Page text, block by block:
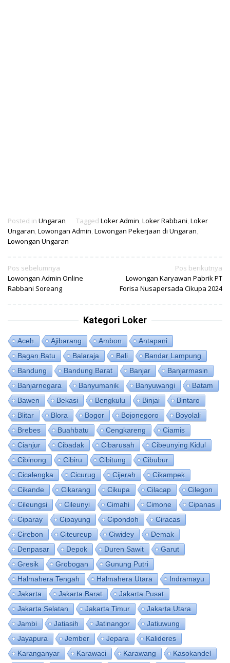
Posted in Ungaran Tagged Loker Admin, Loker Rabbani, Loker
Ungaran, Lowongan Admin, Lowongan Pekerjaan di Ungaran,
Lowongan Ungaran
Navigasi
pos
Pos sebelumnya
Lowongan Admin Online
Rabbani Soreang
Pos berikutnya
Lowongan Karyawan Pabrik PT
Forisa Nusapersada Cikupa 2024
Kategori Loker
Aceh Ajibarang Ambon
Antapani
Bagan Batu
Balaraja Bali
Bandar Lampung
Bandung
Bandung Barat Banjar
Banjarmasin
Banjarnegara
Banyumanik Banyuwangi
Batam
Bawen
Bekasi Bengkulu Binjai
Bintaro
Blitar
Blora Bogor Bojonegoro
Boyolali
Brebes
Buahbatu Cengkareng
Ciamis
Cianjur
Cibadak Cibarusah
Cibeunying Kidul
Cibinong
Cibiru Cibitung
Cibubur
Cicalengka
Cicurug Cijerah
Cikampek
Cikande
Cikarang Cikupa Cilacap
Cilegon
Cileungsi
Cileunyi Cimahi Cimone
Cipanas
Ciparay
Cipayung Cipondoh
Ciracas
Cirebon
Citeureup Ciwidey
Demak
Denpasar
Depok Duren Sawit
Garut
Gresik
Grobogan
Gunung Putri
Halmahera Tengah
Halmahera Utara
Indramayu
Jakarta
Jakarta Barat
Jakarta Pusat
Jakarta Selatan
Jakarta Timur
Jakarta Utara
Jambi
Jatiasih Jatinangor
Jatiuwung
Jayapura
Jember Jepara
Kalideres
Karanganyar
Karawaci Karawang
Kasokandel